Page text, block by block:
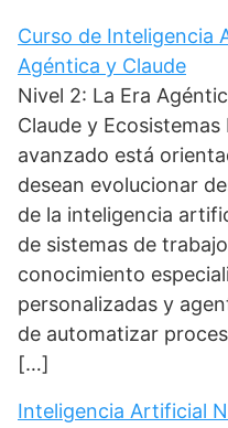
Curso de Inteligencia
Agéntica y Claude
Nivel 2: La Era
Claude y
avanzado está
desean evolucionar
de la inteligencia
de sistemas de
conocimiento
personalizadas y
de automatizar
[…]
Inteligencia Artificial